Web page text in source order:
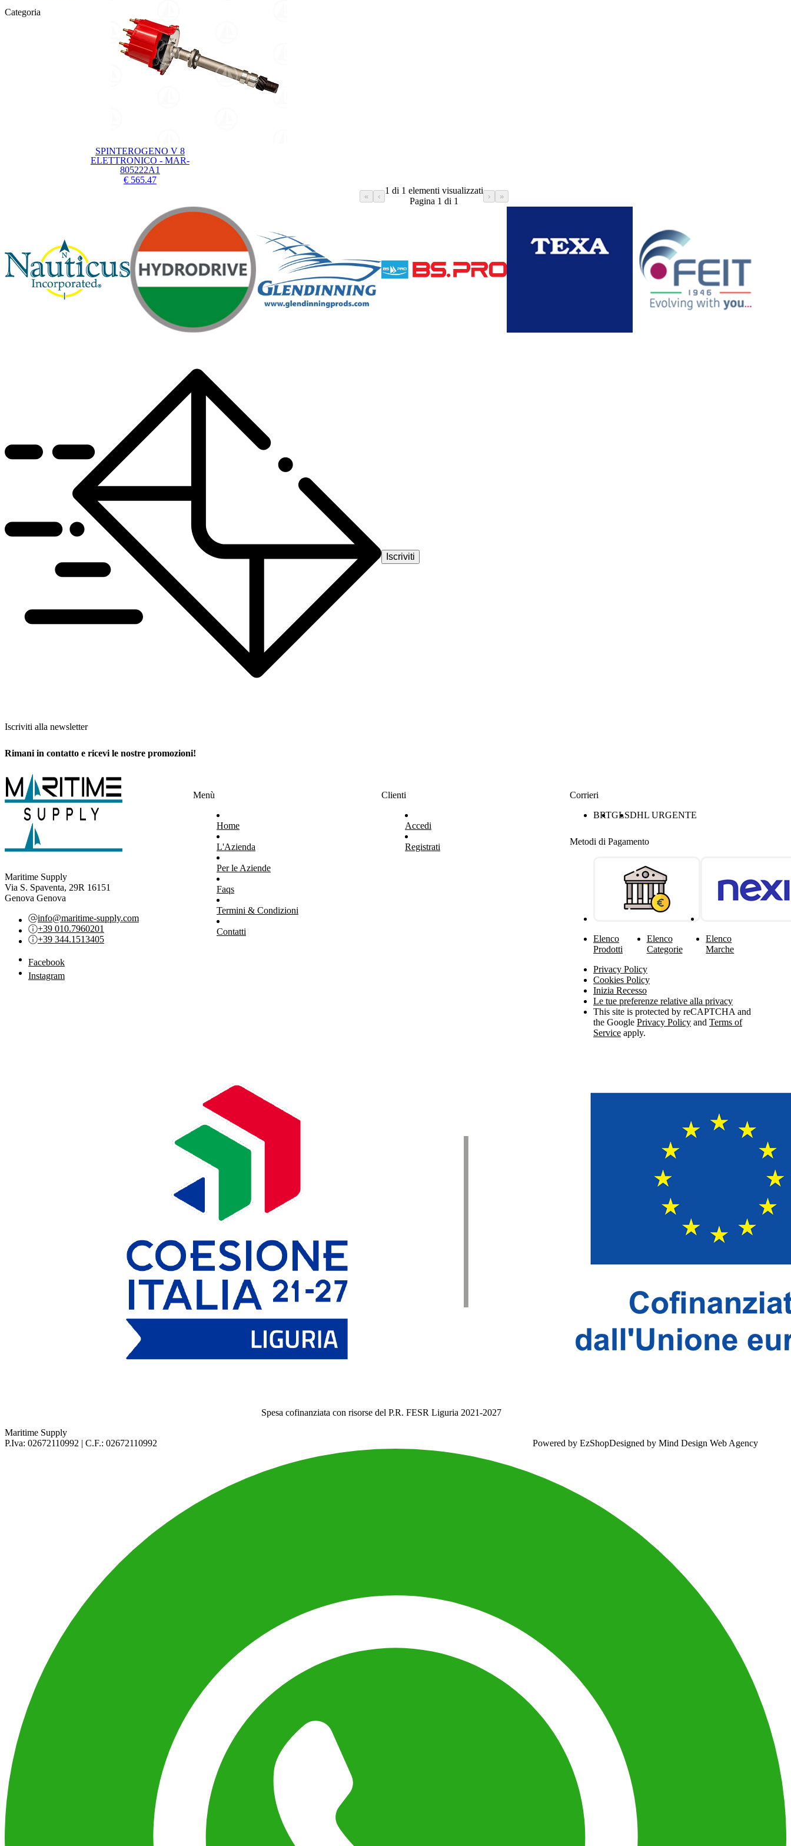
Categoria
SPINTEROGENO V 8
ELETTRONICO - MAR-
805222A1
€ 565.47
« ‹
1 di 1 elementi visualizzati
Pagina 1 di 1
› »
Iscriviti alla newsletter
Rimani in contatto e ricevi le nostre promozioni!
Iscriviti
Maritime Supply
Via S. Spaventa, 29R 16151
Genova Genova
info@maritime-supply.com
+39 010.7960201
+39 344.1513405
Facebook
Instagram
Menù
Home
L'Azienda
Per le Aziende
Faqs
Termini & Condizioni
Contatti
Clienti
Accedi
Registrati
Corrieri
BRTGLSDHL URGENTE
Metodi di Pagamento
Elenco
Prodotti
Elenco
Categorie
Elenco
Marche
Privacy Policy
Cookies Policy
Inizia Recesso
Le tue preferenze relative alla privacy
This site is protected by reCAPTCHA and
the Google Privacy Policy and Terms of
Service apply.
Spesa cofinanziata con risorse del P.R. FESR Liguria 2021-2027
Maritime Supply
P.Iva: 02672110992 | C.F.: 02672110992
Powered by EzShopDesigned by Mind Design Web Agency